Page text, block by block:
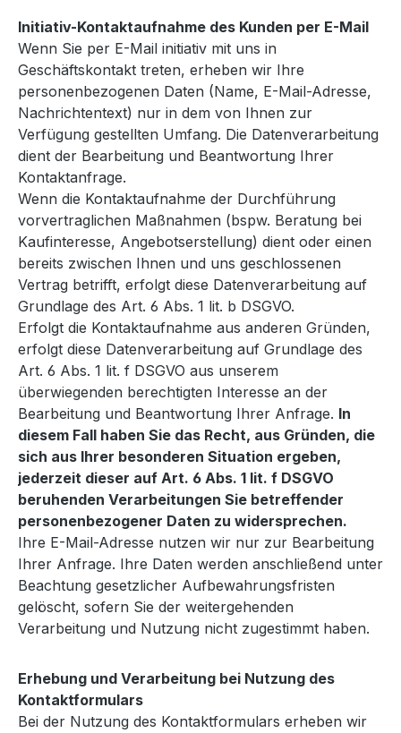
Initiativ-Kontaktaufnahme des Kunden per E-Mail
Wenn Sie per E-Mail initiativ mit uns in
Geschäftskontakt treten, erheben wir Ihre
personenbezogenen Daten (Name, E-Mail-Adresse,
Nachrichtentext) nur in dem von Ihnen zur
Verfügung gestellten Umfang. Die Datenverarbeitung
dient der Bearbeitung und Beantwortung Ihrer
Kontaktanfrage.
Wenn die Kontaktaufnahme der Durchführung
vorvertraglichen Maßnahmen (bspw. Beratung bei
Kaufinteresse, Angebotserstellung) dient oder einen
bereits zwischen Ihnen und uns geschlossenen
Vertrag betrifft, erfolgt diese Datenverarbeitung auf
Grundlage des Art. 6 Abs. 1 lit. b DSGVO.
Erfolgt die Kontaktaufnahme aus anderen Gründen,
erfolgt diese Datenverarbeitung auf Grundlage des
Art. 6 Abs. 1 lit. f DSGVO aus unserem
überwiegenden berechtigten Interesse an der
Bearbeitung und Beantwortung Ihrer Anfrage. In
diesem Fall haben Sie das Recht, aus Gründen, die
sich aus Ihrer besonderen Situation ergeben,
jederzeit dieser auf Art. 6 Abs. 1 lit. f DSGVO
beruhenden Verarbeitungen Sie betreffender
personenbezogener Daten zu widersprechen.
Ihre E-Mail-Adresse nutzen wir nur zur Bearbeitung
Ihrer Anfrage. Ihre Daten werden anschließend unter
Beachtung gesetzlicher Aufbewahrungsfristen
gelöscht, sofern Sie der weitergehenden
Verarbeitung und Nutzung nicht zugestimmt haben.
Erhebung und Verarbeitung bei Nutzung des
Kontaktformulars
Bei der Nutzung des Kontaktformulars erheben wir